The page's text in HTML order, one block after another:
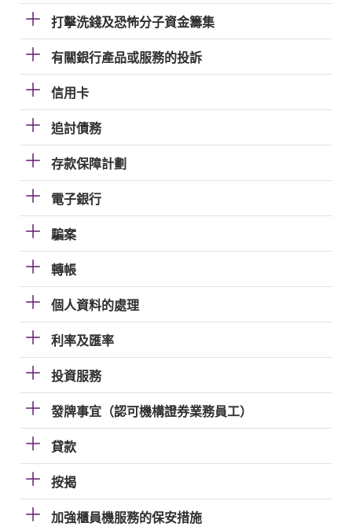
打擊洗錢及恐怖分子資金籌集
有關銀行產品或服務的投訴
信用卡
追討債務
存款保障計劃
電子銀行
騙案
轉帳
個人資料的處理
利率及匯率
投資服務
發牌事宜（認可機構證券業務員工）
貸款
按揭
加強櫃員機服務的保安措施